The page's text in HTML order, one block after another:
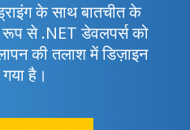
के साथ बातचीत के
से .NET डेवलपर्स को
की तलाश में डिज़ाइन
है।